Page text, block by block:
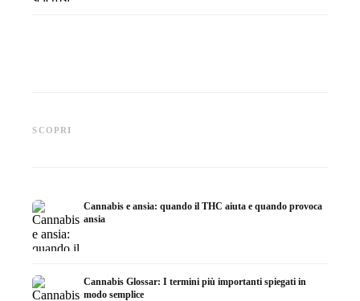
SCOPRI
ricerca
Cannabis e ansia: quando il THC aiuta e quando provoca
ansia
Cannabis Glossar: I termini più importanti spiegati in
modo semplice